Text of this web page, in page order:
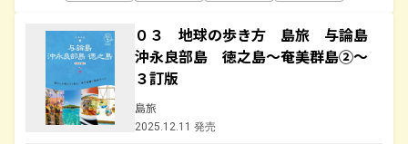
０３ 地球の歩き方 島旅 与論島
沖永良部島 徳之島～奄美群島②～
３訂版
島旅
2025.12.11 発売